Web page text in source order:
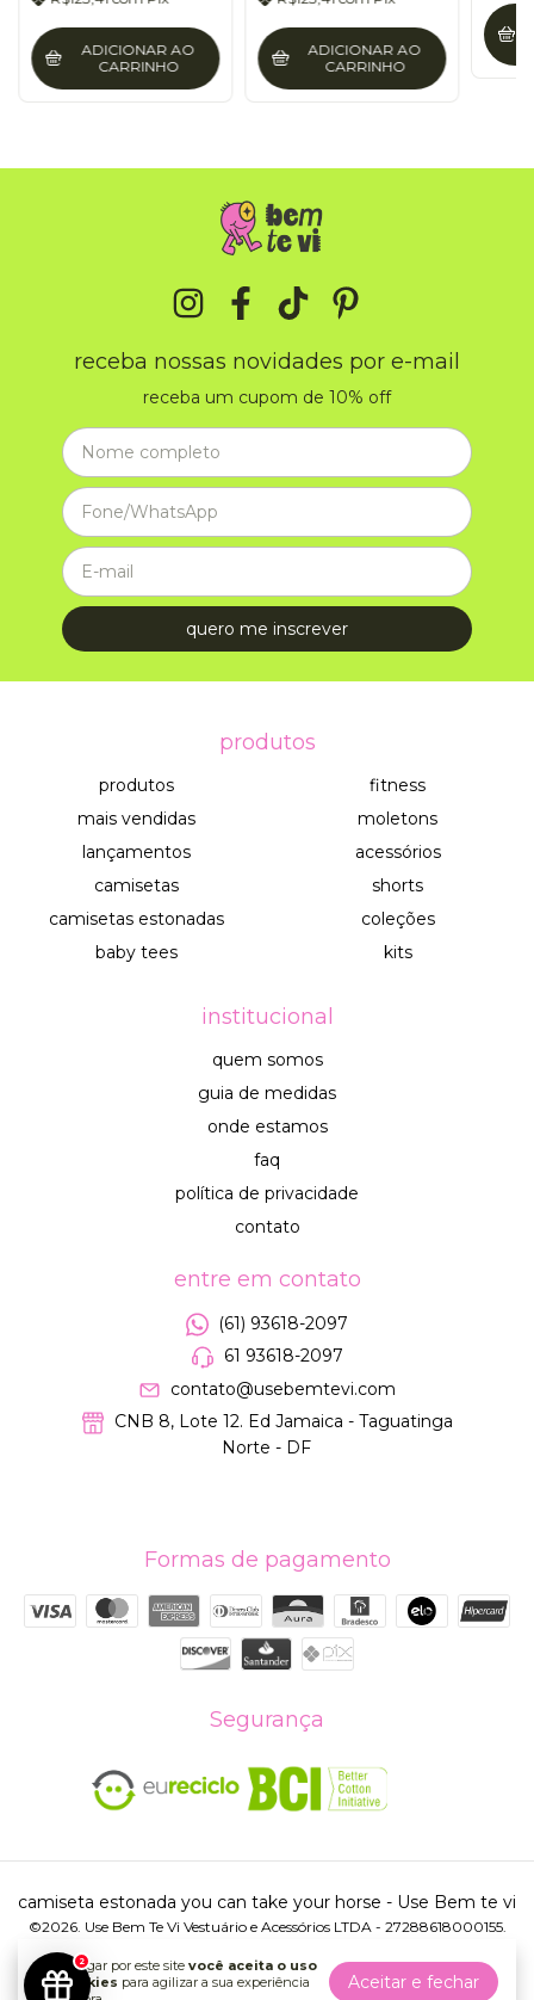
Ao navegar por este site você aceita o uso
de cookies para agilizar a sua experiência
Aceitar e fechar
ADICIONAR AO
CARRINHO
ADICIONAR AO
CARRINHO
receba nossas novidades por e-mail
receba um cupom de 10% off
produtos
produtos
mais vendidas
lançamentos
camisetas
camisetas estonadas
baby tees
fitness
moletons
acessórios
shorts
coleções
kits
institucional
quem somos
guia de medidas
onde estamos
faq
política de privacidade
contato
entre em contato
(61) 93618-2097
61 93618-2097
contato@usebemtevi.com
CNB 8, Lote 12. Ed Jamaica - Taguatinga
Norte - DF
Formas de pagamento
Segurança
camiseta estonada you can take your horse - Use Bem te vi
©2026. Use Bem Te Vi Vestuário e Acessórios LTDA - 27288618000155.
2